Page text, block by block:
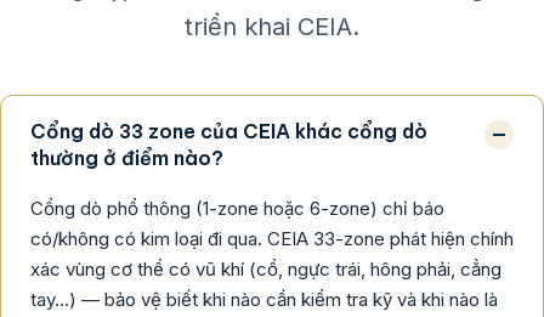
triển khai CEIA.
Cổng dò 33 zone của CEIA khác cổng dò
thường ở điểm nào?
Cổng dò phổ thông (1-zone hoặc 6-zone) chỉ báo
có/không có kim loại đi qua. CEIA 33-zone phát hiện chính
xác vùng cơ thể có vũ khí (cổ, ngực trái, hông phải, cẳng
tay...) — bảo vệ biết khi nào cần kiểm tra kỹ và khi nào là